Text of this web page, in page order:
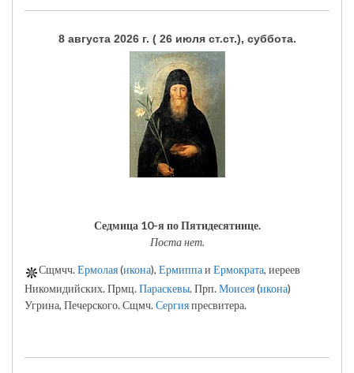
8 августа 2026 г. ( 26 июля ст.ст.), суббота.
Седмица 10-я по Пятидесятнице.
Поста нет.
Сщмчч.Ермолая(икона), Ермиппаи Ермократа, иереев
Никомидийских. Прмц.Параскевы. Прп.Моисея(икона)
Угрина, Печерского. Сщмч.Сергияпресвитера.